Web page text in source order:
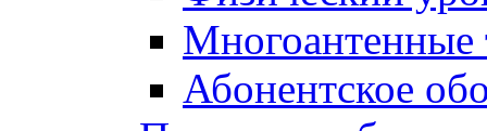
Многоантенные
Абонентское